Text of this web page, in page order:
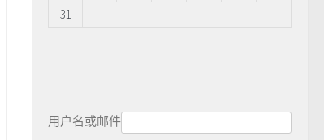
31
用户名或邮件